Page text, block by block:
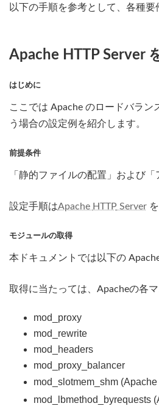
以下の手順を参考として、各種
Apache HTTPServer
はじめに
ここでは Apache のロードバラ
う場合の設定例を紹介します。
前提条件
「静的ファイルの配置」および
設定手順はApache HTTP Serverを
モジュールの取得
本ドキュメントでは以下の
取得に当たっては、Apacheの各
mod_proxy
mod_rewrite
mod_headers
mod_proxy_balancer
mod_slotmem_shm
mod_lbmethod_byrequests